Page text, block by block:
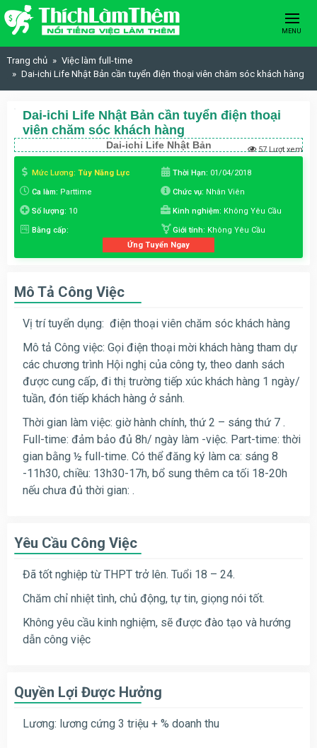
Skip to content
MENU
Trang chủ
Việc làm full-time
Dai-ichi Life Nhật Bản cần tuyển điện thoại viên chăm sóc khách hàng
Dai-ichi Life Nhật Bản cần tuyển điện thoại
viên chăm sóc khách hàng
Dai-ichi Life Nhật Bản 57 Lượt xem
Mức Lương: Tùy Năng Lực Thời Hạn: 01/04/2018
Ca làm: Parttime Chức vụ: Nhân Viên
Số lượng: 10 Kinh nghiệm: Không Yêu Cầu
Bằng cấp: Giới tính: Không Yêu Cầu
Ứng Tuyển Ngay
Mô Tả Công Việc
Vị trí tuyển dụng: điện thoại viên chăm sóc khách hàng
Mô tả Công việc: Gọi điện thoại mời khách hàng tham dự
các chương trình Hội nghị của công ty, theo danh sách
được cung cấp, đi thị trường tiếp xúc khách hàng 1 ngày/
tuần, đón tiếp khách hàng ở sảnh.
Thời gian làm việc: giờ hành chính, thứ 2 – sáng thứ 7 .
Full-time: đảm bảo đủ 8h/ ngày làm -việc. Part-time: thời
gian bằng ½ full-time. Có thể đăng ký làm ca: sáng 8
-11h30, chiều: 13h30-17h, bổ sung thêm ca tối 18-20h
nếu chưa đủ thời gian: .
Yêu Cầu Công Việc
Đã tốt nghiệp từ THPT trở lên. Tuổi 18 – 24.
Chăm chỉ nhiệt tình, chủ động, tự tin, giọng nói tốt.
Không yêu cầu kinh nghiệm, sẽ được đào tạo và hướng
dẫn công việc
Quyền Lợi Được Hưởng
Lương: lương cứng 3 triệu + % doanh thu